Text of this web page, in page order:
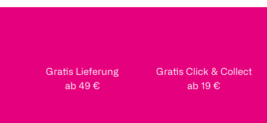
Gratis Lieferung
ab 49 €
Gratis Click & Collect
ab 19 €